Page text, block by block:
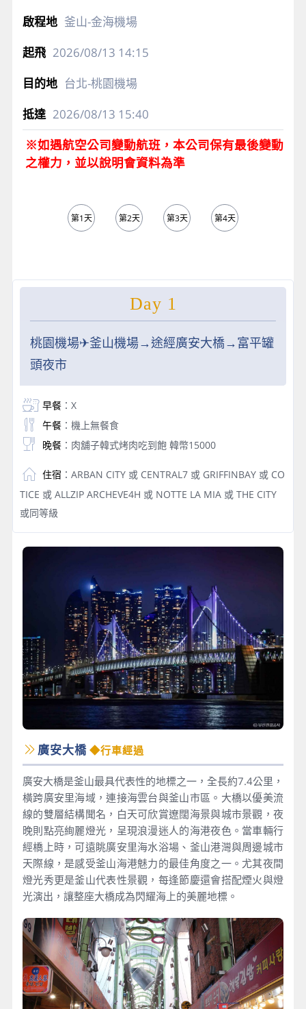
釜山-金海機場
2026/08/13 14:15
台北-桃園機場
2026/08/13 15:40
※如遇航空公司變動航班，本公司保有最後變動
之權力，並以說明會資料為準
第1天 第2天 第3天 第4天
Day 1
桃園機場✈︎釜山機場→途經廣安大橋→富平罐
頭夜市
早餐：X
午餐：機上無餐食
晚餐：肉舖子韓式烤肉吃到飽 韓幣15000
住宿 ：ARBAN CITY 或 CENTRAL7 或 GRIFFINBAY 或 CO
TICE 或 ALLZIP ARCHEVE4H 或 NOTTE LA MIA 或 THE CITY
或同等級
廣安大橋 ◆行車經過
廣安大橋是釜山最具代表性的地標之一，全長約7.4公里，
橫跨廣安里海域，連接海雲台與釜山市區。大橋以優美流
線的雙層結構聞名，白天可欣賞遼闊海景與城市景觀，夜
晚則點亮絢麗燈光，呈現浪漫迷人的海港夜色。當車輛行
經橋上時，可遠眺廣安里海水浴場、釜山港灣與周邊城市
天際線，是感受釜山海港魅力的最佳角度之一。尤其夜間
燈光秀更是釜山代表性景觀，每逢節慶還會搭配煙火與燈
光演出，讓整座大橋成為閃耀海上的美麗地標。